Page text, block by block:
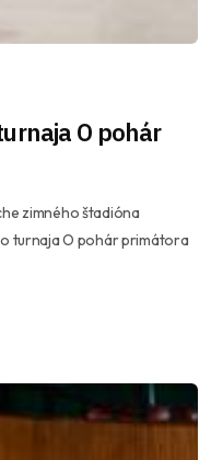
O pohár
zimného štadióna
turnaja O pohár primátora